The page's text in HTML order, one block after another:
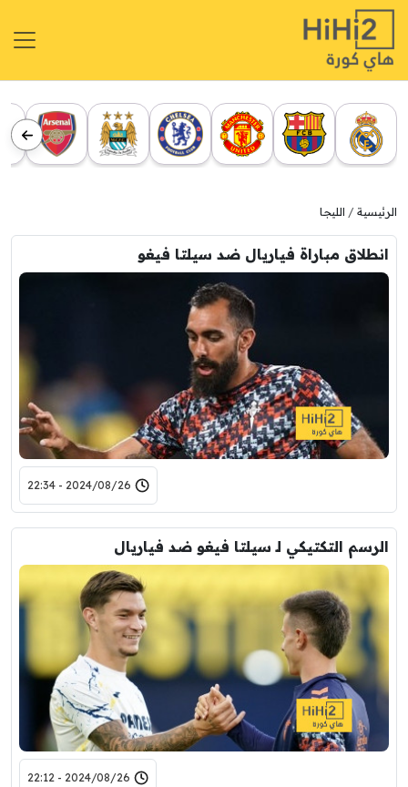
الرئيسية الليجا
انطلاق مباراة فياريال ضد سيلتا فيغو
2024/08/26 - 22:34
الرسم التكتيكي لـ سيلتا فيغو ضد فياريال
2024/08/26 - 22:12